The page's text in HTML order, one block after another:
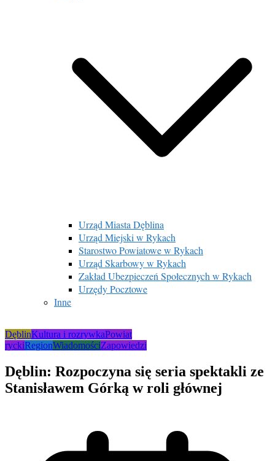
Urząd Miasta Dęblina
Urząd Miejski w Rykach
Starostwo Powiatowe w Rykach
Urząd Skarbowy w Rykach
Zakład Ubezpieczeń Społecznych w Rykach
Urzędy Pocztowe
Inne
DęblinKultura i rozrywkaPowiat
ryckiRegionWiadomościZapowiedzi
Dęblin: Rozpoczyna się seria spektakli ze
Stanisławem Górką w roli głównej